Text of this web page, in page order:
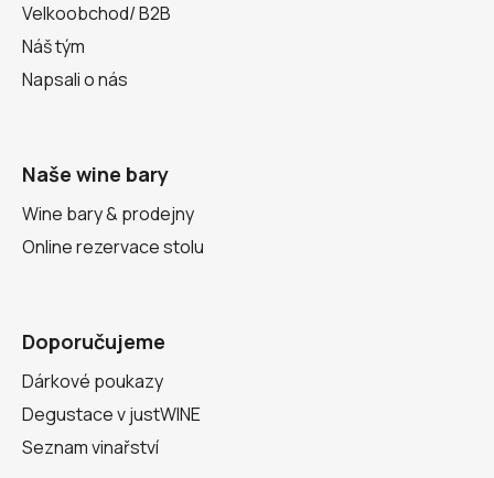
Velkoobchod/ B2B
Náš tým
Napsali o nás
Naše wine bary
Wine bary & prodejny
Online rezervace stolu
Doporučujeme
Dárkové poukazy
Degustace v justWINE
Seznam vinařství